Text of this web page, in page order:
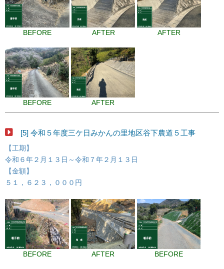
BEFORE AFTER AFTER
BEFORE AFTER
[5] 令和５年度三ケ日みかんの里地区谷下農道５工事
【工期】
令和６年２月１３日～令和７年２月１３日
【金額】
５１，６２３，０００円
BEFORE AFTER BEFORE